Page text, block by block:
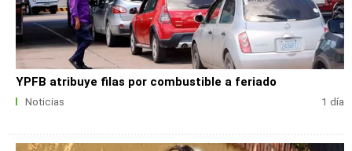
YPFB atribuye filas por combustible a feriado
Noticias 1 día